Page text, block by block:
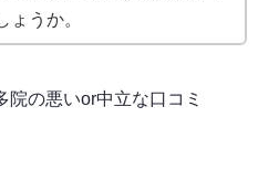
ょうか。
院の悪いor中立な口コミ